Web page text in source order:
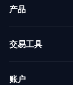
产品
交易工具
账户